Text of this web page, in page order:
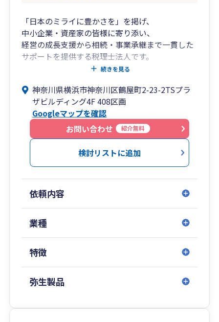
「日本のミライに豊かさを」を掲げ、
中小企業・資産家の皆様に寄り添い、
経営の成長支援から相続・事業承継まで一貫した
サポートを提供する税理士法人です。
創業期から成長期、成熟期から承継期に至るま
各フェーズに応じた税務・財務の最適解をご提
案。
クラウド会計の導入支援から月次経営管理まで、
わかりやすくご支援いたします。
■私たちが選ばれる理由
企業のライフサイクルに応じて必要となる税
務・財務体制は変化します。
私たちは各段階で求められる支援を見極め、柔
コストを抑えつつ、中長期的な視点での体制構築
➥無理なコスト負担を強いるのではなく、中小企
業が持続的に発展できるよう、
続きを見る
神奈川県横浜市神奈川区鶴屋町2-23-2TSプラ
ザビルディング4F 408区画
Googleマップを確認
お問い合わせ
紹介無料
検討リストに追加
依頼内容
業種
特徴
弥生製品